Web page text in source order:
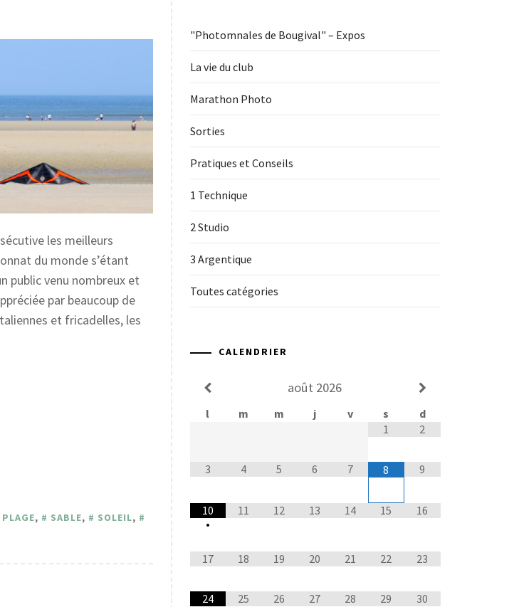
les meilleurs
du monde s’étant
public venu nombreux et
par beaucoup de
et fricadelles, les
PLAGE, SABLE, SOLEIL,
"Photomnales de Bougival" – Expos
La vie du club
Marathon Photo
Sorties
Pratiques et Conseils
1 Technique
2 Studio
3 Argentique
Toutes catégories
CALENDRIER
août 2026
l m m j v s
d
1
2
3 4 5 6 7 8 9
10
•
11 12 13 14 15 16
17 18 19 20 21 22 23
24
25 26 27 28 29 30